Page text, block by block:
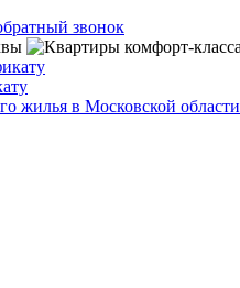
звонок
жилья в Московской области